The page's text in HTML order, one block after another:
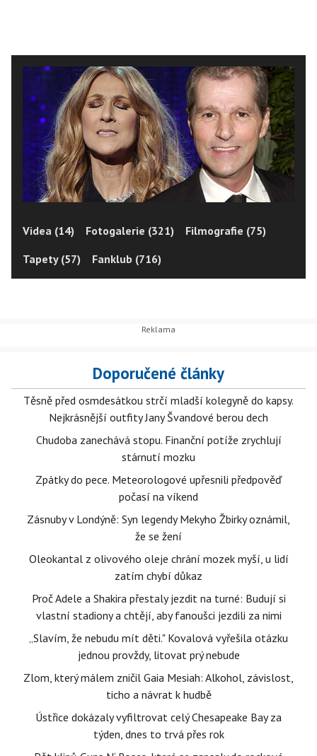
Videa (14) Fotogalerie (321)
Filmografie (75)
Tapety (57)
Fanklub (716)
Doporučené články
Těsně před osmdesátkou strčí mladší kolegyně do kapsy.
Nejkrásnější outfity Jany Švandové berou dech
Chudoba zanechává stopu. Finanční potíže zrychlují
stárnutí mozku
Zpátky do pece. Meteorologové upřesnili předpověď
počasí na víkend
Zásnuby v Londýně: Syn legendy Mekyho Žbirky oznámil,
že se žení
Oleokantal z olivového oleje chrání mozek myší, u lidí
zatím chybí důkaz
Proč Adele a Shakira přestaly jezdit na turné: Budují si
vlastní stadiony a chtějí, aby fanoušci jezdili za nimi
„Slavím, že nebudu mít děti." Kovalová vyřešila otázku
jednou provždy, litovat prý nebude
Zlom, který málem zničil Gaia Mesiah: Alkohol, závislost,
ticho a návrat k hudbě
Ústřice dokázaly vyfiltrovat celý Chesapeake Bay za
týden, dnes to trvá přes rok